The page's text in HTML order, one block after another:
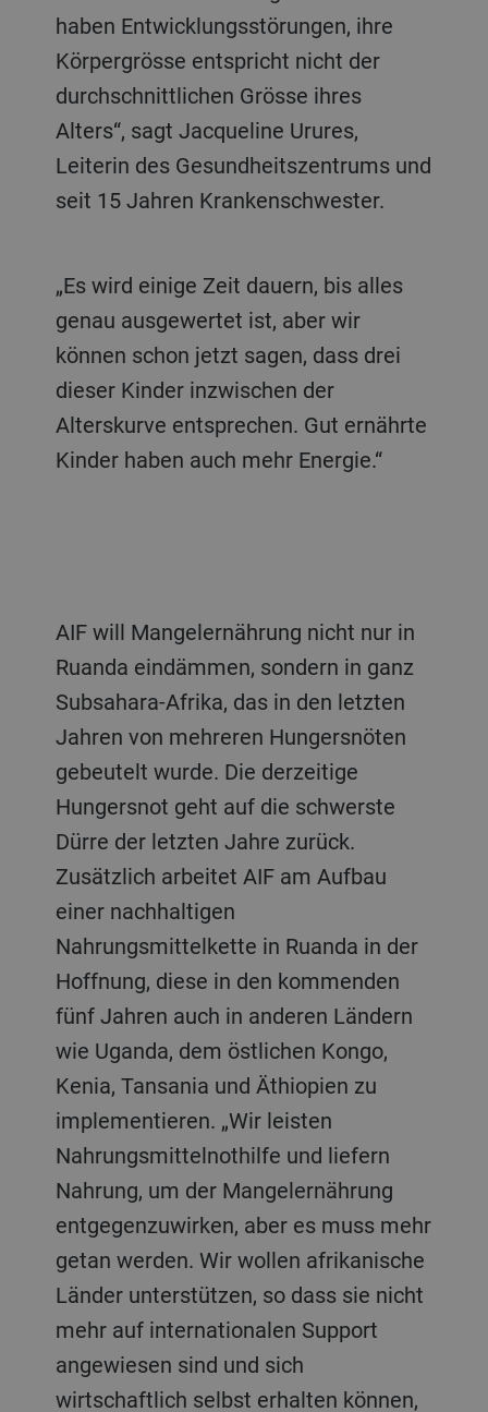
haben Entwicklungsstörungen, ihre
Körpergrösse entspricht nicht der
durchschnittlichen Grösse ihres
Alters“, sagt Jacqueline Urures,
Leiterin des Gesundheitszentrums und
seit 15 Jahren Krankenschwester.
„Es wird einige Zeit dauern, bis alles
genau ausgewertet ist, aber wir
können schon jetzt sagen, dass drei
dieser Kinder inzwischen der
Alterskurve entsprechen. Gut ernährte
Kinder haben auch mehr Energie.“
AIF will Mangelernährung nicht nur in
Ruanda eindämmen, sondern in ganz
Subsahara-Afrika, das in den letzten
Jahren von mehreren Hungersnöten
gebeutelt wurde. Die derzeitige
Hungersnot geht auf die schwerste
Dürre der letzten Jahre zurück.
Zusätzlich arbeitet AIF am Aufbau
einer nachhaltigen
Nahrungsmittelkette in Ruanda in der
Hoffnung, diese in den kommenden
fünf Jahren auch in anderen Ländern
wie Uganda, dem östlichen Kongo,
Kenia, Tansania und Äthiopien zu
implementieren. „Wir leisten
Nahrungsmittelnothilfe und liefern
Nahrung, um der Mangelernährung
entgegenzuwirken, aber es muss mehr
getan werden. Wir wollen afrikanische
Länder unterstützen, so dass sie nicht
mehr auf internationalen Support
angewiesen sind und sich
wirtschaftlich selbst erhalten können,